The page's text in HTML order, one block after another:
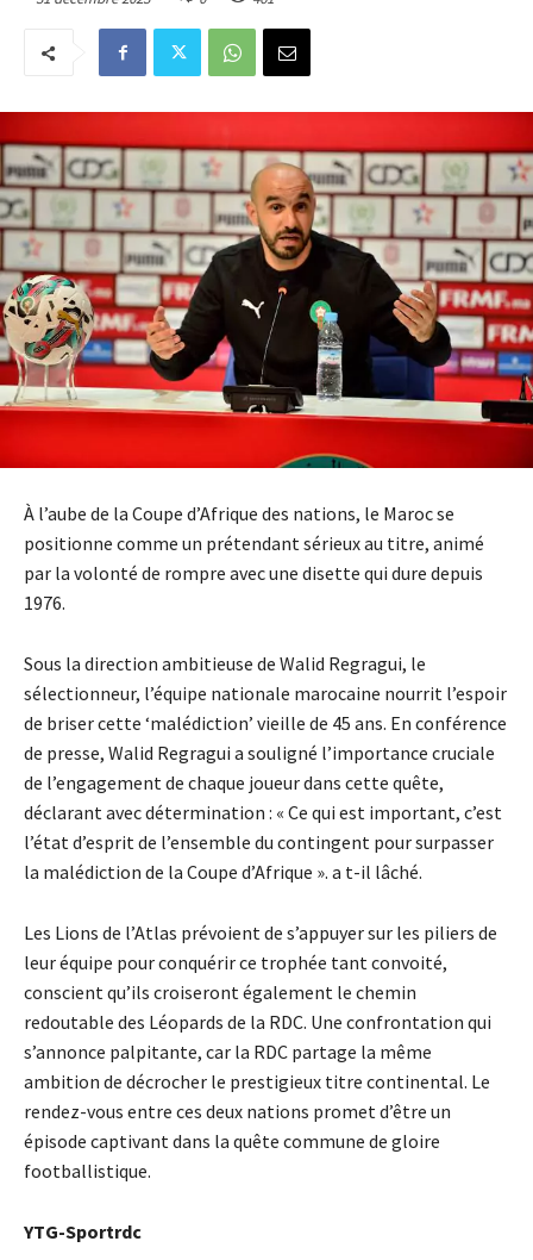
À l’aube de la Coupe d’Afrique des nations, le Maroc se
positionne comme un prétendant sérieux au titre, animé
par la volonté de rompre avec une disette qui dure depuis
1976.
Sous la direction ambitieuse de Walid Regragui, le
sélectionneur, l’équipe nationale marocaine nourrit l’espoir
de briser cette ‘malédiction’ vieille de 45 ans. En conférence
de presse, Walid Regragui a souligné l’importance cruciale
de l’engagement de chaque joueur dans cette quête,
déclarant avec détermination : « Ce qui est important, c’est
l’état d’esprit de l’ensemble du contingent pour surpasser
la malédiction de la Coupe d’Afrique ». a t-il lâché.
Les Lions de l’Atlas prévoient de s’appuyer sur les piliers de
leur équipe pour conquérir ce trophée tant convoité,
conscient qu’ils croiseront également le chemin
redoutable des Léopards de la RDC. Une confrontation qui
s’annonce palpitante, car la RDC partage la même
ambition de décrocher le prestigieux titre continental. Le
rendez-vous entre ces deux nations promet d’être un
épisode captivant dans la quête commune de gloire
footballistique.
YTG-Sportrdc